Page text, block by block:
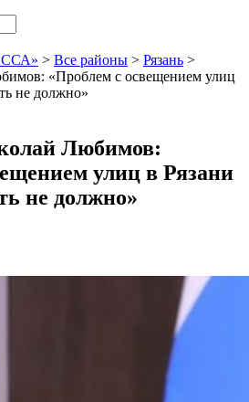
> Все районы > Рязань >
«Проблем с освещением улиц
не должно»
Любимов:
улиц в Рязани
не должно»